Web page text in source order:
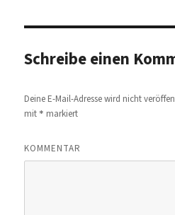
Schreibe einen
Deine E-Mail-Adresse wird nicht
mit * markiert
KOMMENTAR